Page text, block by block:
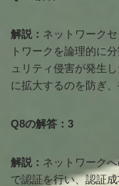
解説： ネットワーク
トワークを論理的に
ュリティ侵害が発生
に拡大するのを防ぎ
Q8の解答：3
解説： ネットワーク
で認証を行い、認証